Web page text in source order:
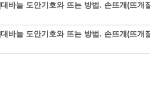
바늘 도안기호와 뜨는 방법. 손뜨개(뜨개질
바늘 도안기호와 뜨는 방법. 손뜨개(뜨개질